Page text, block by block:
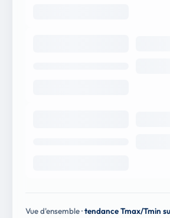
Vue d'ensemble ·tendance Tmax/Tmin